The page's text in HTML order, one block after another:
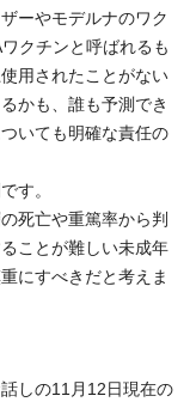
ーやモデルナのワク
クチンと呼ばれるも
用されたことがない
かも、誰も予測でき
いても明確な責任の
す。
死亡や重篤率から判
ことが難しい未成年
にすべきだと考えま
しの11月12日現在の